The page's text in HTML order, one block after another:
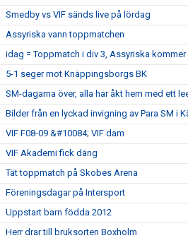
Smedby vs VIF sänds live på lördag
Assyriska vann toppmatchen
idag = Toppmatch i div 3, Assyriska
5-1 seger mot Knäppingsborgs BK
SM-dagarna över, alla har åkt hem med ett
Bilder från en lyckad invigning av Para SM i
VIF F08-09 &#10084; VIF dam
VIF Akademi fick däng
Tät toppmatch på Skobes Arena
Föreningsdagar på Intersport
Uppstart barn födda 2012
Herr drar till bruksorten Boxholm